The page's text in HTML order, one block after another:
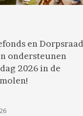
en Dorpsraad
ondersteunen
2026 in de